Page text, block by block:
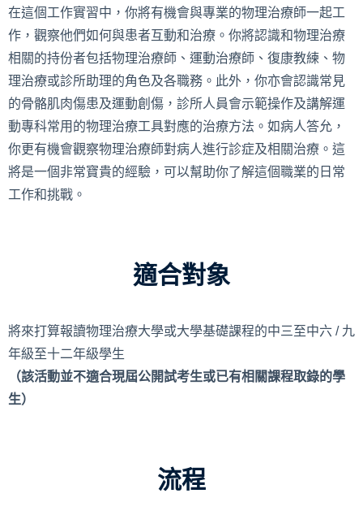
在這個工作實習中，你將有機會與專業的物理治療師一起工
作，觀察他們如何與患者互動和治療。你將認識和物理治療
相關的持份者包括物理治療師、運動治療師、復康教練、物
理治療或診所助理的角色及各職務。此外，你亦會認識常見
的骨骼肌肉傷患及運動創傷，診所人員會示範操作及講解運
動專科常用的物理治療工具對應的治療方法。如病人答允，
你更有機會觀察物理治療師對病人進行診症及相關治療。這
將是一個非常寶貴的經驗，可以幫助你了解這個職業的日常
工作和挑戰。
適合對象
將來打算報讀物理治療大學或大學基礎課程的中三至中六 / 九
年級至十二年級學生
（該活動並不適合現屆公開試考生或已有相關課程取錄的學
生）
流程